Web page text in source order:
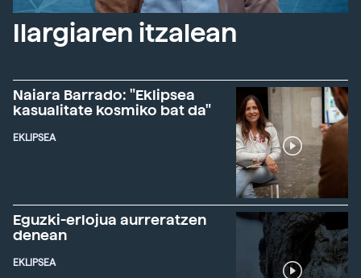
Ilargiaren itzalean
Naiara Barrado: "Eklipsea
kasualitate kosmiko bat da"
EKLIPSEA
Eguzki-erlojua aurreratzen
denean
EKLIPSEA